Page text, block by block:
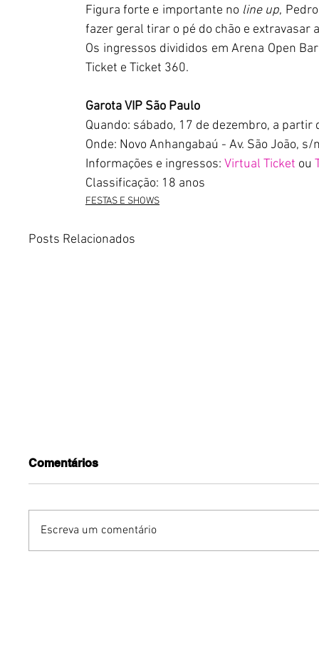
Figura forte e importante no line up,
fazer geral tirar o pé do chão e extravasar
Os ingressos divididos em Arena Open
Ticket e Ticket 360.
Garota VIP São Paulo
Quando: sábado, 17 de dezembro, a partir
Onde: Novo Anhangabaú - Av. São João, s/
Informações e ingressos: Virtual Ticket ou
Classificação: 18 anos
FESTAS E SHOWS
Posts Relacionados
Comentários
Escreva um comentário